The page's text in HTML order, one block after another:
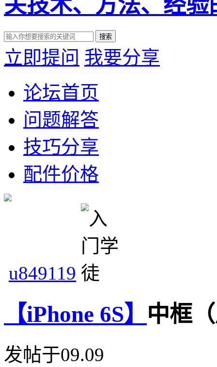
搜索
立即提问 我要分享
论坛首页
问题解答
技巧分享
配件价格
u849119
【iPhone 6S】 中框
发帖于09.09